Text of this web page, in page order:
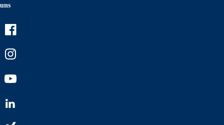
uns
Youtube